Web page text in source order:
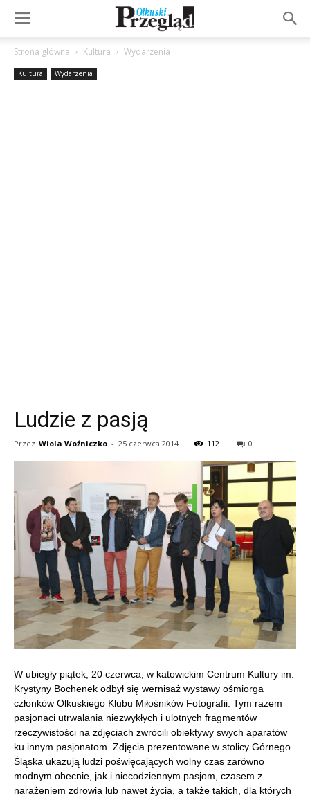
Strona główna Kultura Wydarzenia
Kultura Wydarzenia
Ludzie z pasją
Przez Wiola Woźniczko - 25 czerwca 2014 112 0
W ubiegły piątek, 20 czerwca, w katowickim Centrum Kultury im.
Krystyny Bochenek odbył się wernisaż wystawy ośmiorga
członków Olkuskiego Klubu Miłośników Fotografii. Tym razem
pasjonaci utrwalania niezwykłych i ulotnych fragmentów
rzeczywistości na zdjęciach zwrócili obiektywy swych aparatów
ku innym pasjonatom. Zdjęcia prezentowane w stolicy Górnego
Śląska ukazują ludzi poświęcających wolny czas zarówno
modnym obecnie, jak i niecodziennym pasjom, czasem z
narażeniem zdrowia lub nawet życia, a także takich, dla których